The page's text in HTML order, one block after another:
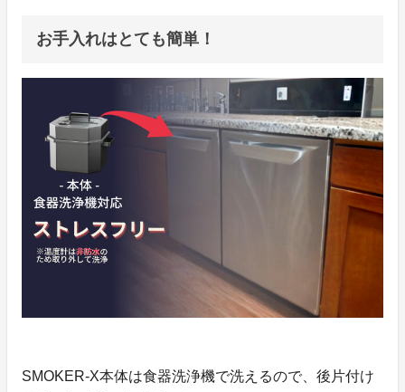
お手入れはとても簡単！
SMOKER-X本体は食器洗浄機で洗えるので、後片付け